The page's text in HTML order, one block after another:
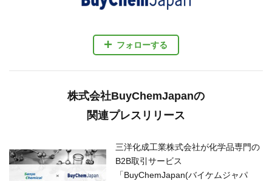
フォローする
株式会社BuyChemJapanの
関連プレスリリース
三洋化成工業株式会社が化学品専門の
B2B取引サービス
「BuyChemJapan(バイケムジャパ